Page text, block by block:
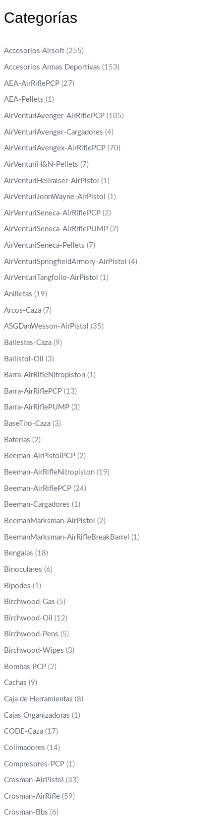
Categorías
Accesorios Airsoft (255)
Accesorios Armas Deportivas (153)
AEA-AirRiflePCP (27)
AEA-Pellets (1)
AirVenturiAvenger-AirRiflePCP (105)
AirVenturiAvenger-Cargadores (4)
AirVenturiAvengex-AirRiflePCP (70)
AirVenturiH&N-Pellets (7)
AirVenturiHellraiser-AirPistol (1)
AirVenturiJohnWayne-AirPistol (1)
AirVenturiSeneca-AirRiflePCP (2)
AirVenturiSeneca-AirRiflePUMP (2)
AirVenturiSeneca-Pellets (7)
AirVenturiSpringfieldArmory-AirPistol (4)
AirVenturiTangfolio-AirPistol (1)
Anilletas (19)
Arcos-Caza (7)
ASGDanWesson-AirPistol (35)
Ballestas-Caza (9)
Ballistol-Oil (3)
Barra-AirRifleNitropiston (1)
Barra-AirRiflePCP (13)
Barra-AirRiflePUMP (3)
BaseTiro-Caza (3)
Baterias (2)
Beeman-AirPistolPCP (2)
Beeman-AirRifleNitropiston (19)
Beeman-AirRiflePCP (24)
Beeman-Cargadores (1)
BeemanMarksman-AirPistol (2)
BeemanMarksman-AirRifleBreakBarrel (1)
Bengalas (18)
Binoculares (6)
Bipodes (1)
Birchwood-Gas (5)
Birchwood-Oil (12)
Birchwood-Pens (5)
Birchwood-Wipes (3)
Bombas PCP (2)
Cachas (9)
Caja de Herramientas (8)
Cajas Organizadoras (1)
CODE-Caza (17)
Colimadores (14)
Compresores-PCP (1)
Crosman-AirPistol (33)
Crosman-AirRifle (59)
Crosman-Bbs (6)